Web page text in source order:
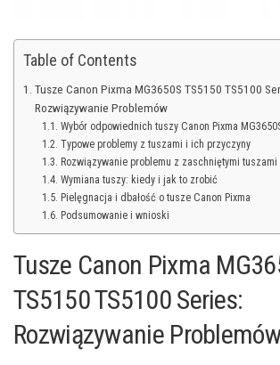
Table of Contents
Tusze Canon Pixma MG3650S TS5150 TS5100
Rozwiązywanie Problemów
Wybór odpowiednich tuszy Canon Pixma
Typowe problemy z tuszami i ich przyczyny
Rozwiązywanie problemu z zaschniętymi tuszami
Wymiana tuszy: kiedy i jak to zrobić
Pielęgnacja i dbałość o tusze Canon Pixma
Podsumowanie i wnioski
Tusze Canon Pixma
TS5150 TS5100 Series:
Rozwiązywanie Problemów